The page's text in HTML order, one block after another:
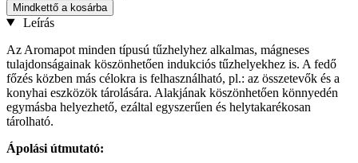
Mindkettő a kosárba
Leírás
Az Aromapot minden típusú tűzhelyhez alkalmas, mágneses
tulajdonságainak köszönhetően indukciós tűzhelyekhez is. A fedő
főzés közben más célokra is felhasználható, pl.: az összetevők és a
konyhai eszközök tárolására. Alakjának köszönhetően könnyedén
egymásba helyezhető, ezáltal egyszerűen és helytakarékosan
tárolható.
Ápolási útmutató: